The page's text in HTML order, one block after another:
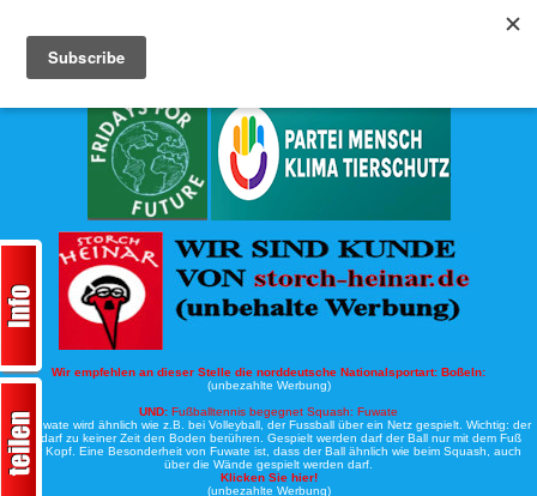
Wir empfehlen an dieser Stelle die norddeutsche Nationalsportart: Boßeln:
(unbezahlte Werbung)
UND: Fußballtennis begegnet Squash: Fuwate
Bei Fuwate wird ähnlich wie z.B. bei Volleyball, der Fussball über ein Netz gespielt. Wichtig: der
Ball darf zu keiner Zeit den Boden berühren. Gespielt werden darf der Ball nur mit dem Fuß
oder Kopf. Eine Besonderheit von Fuwate ist, dass der Ball ähnlich wie beim Squash, auch
über die Wände gespielt werden darf.
Klicken Sie hier!
(unbezahlte Werbung)